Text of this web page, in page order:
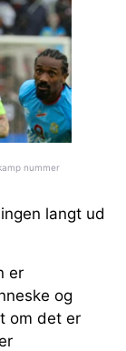
nummer
langt ud
er
og
om det er